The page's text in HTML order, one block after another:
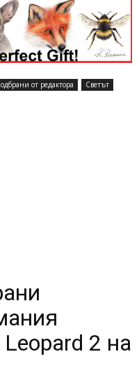
от редактора
Светът
2 на